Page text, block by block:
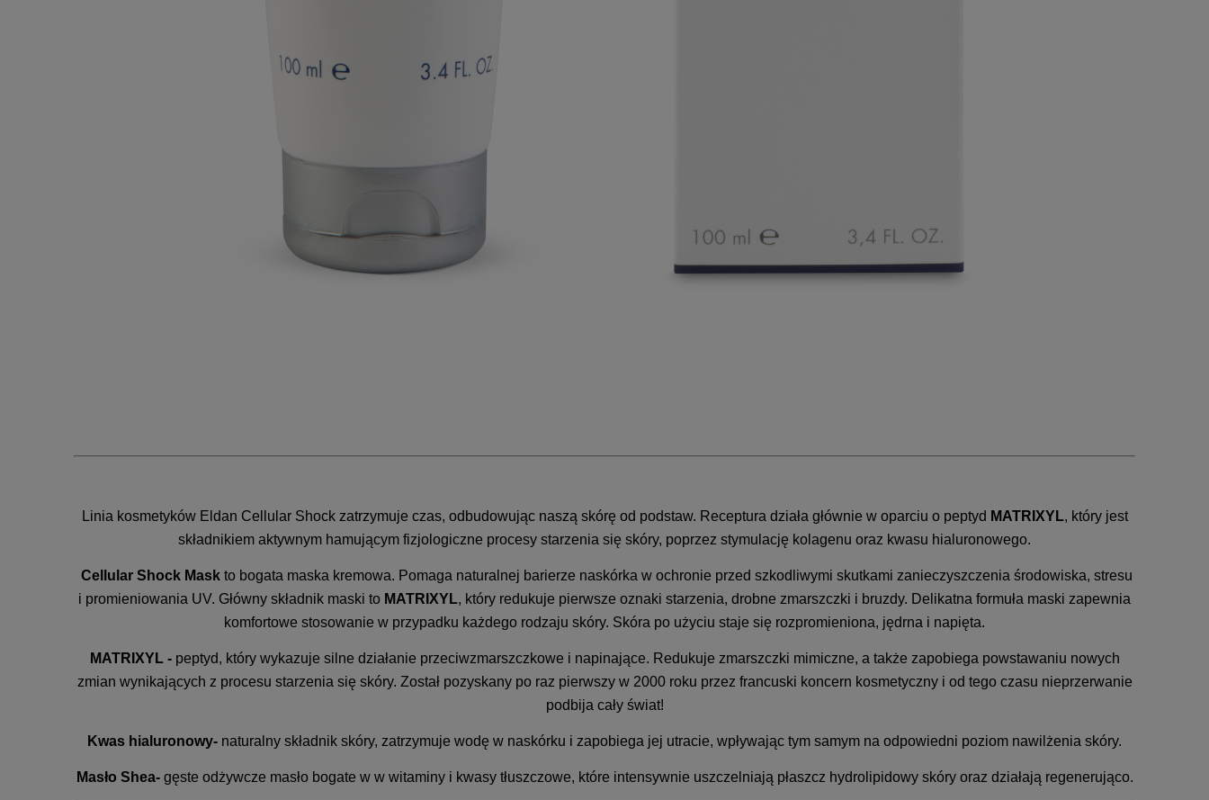
Linia kosmetyków Eldan Cellular Shock zatrzymuje czas, odbudowując naszą skórę od podstaw. Receptura działa głównie w oparciu o peptyd MATRIXYL, który jest
składnikiem aktywnym hamującym fizjologiczne procesy starzenia się skóry, poprzez stymulację kolagenu oraz kwasu hialuronowego.
Cellular Shock Maskto bogata maska kremowa. Pomaga naturalnej barierze naskórka w ochronie przed szkodliwymi skutkami zanieczyszczenia środowiska, stresu
i promieniowania UV. Główny składnik maski to MATRIXYL, który redukuje pierwsze oznaki starzenia, drobne zmarszczki i bruzdy. Delikatna formuła maski zapewnia
komfortowe stosowanie w przypadku każdego rodzaju skóry. Skóra po użyciu staje się rozpromieniona, jędrna i napięta.
MATRIXYL -peptyd, który wykazuje silne działanie przeciwzmarszczkowe i napinające. Redukuje zmarszczki mimiczne, a także zapobiega powstawaniu nowych
zmian wynikających z procesu starzenia się skóry. Został pozyskany po raz pierwszy w 2000 roku przez francuski koncern kosmetyczny i od tego czasu nieprzerwanie
podbija cały świat!
Kwas hialuronowy- naturalny składnik skóry, zatrzymuje wodę w naskórku i zapobiega jej utracie, wpływając tym samym na odpowiedni poziom nawilżenia skóry.
Masło Shea-gęste odżywcze masło bogate w w witaminy i kwasy tłuszczowe, które intensywnie uszczelniają płaszcz hydrolipidowy skóry oraz działają regenerująco.